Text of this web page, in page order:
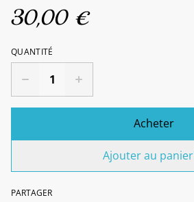
30,00 €
QUANTITÉ
Acheter
Ajouter au panier
PARTAGER